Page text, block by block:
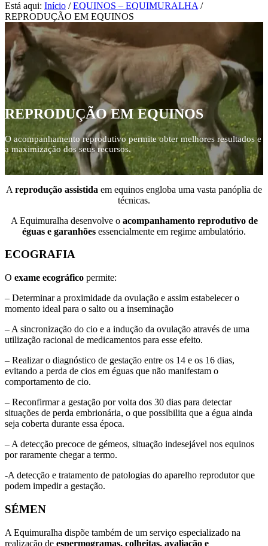
Está aqui: Início / EQUINOS – EQUIMURALHA /
REPRODUÇÃO EM EQUINOS
REPRODUÇÃO EM EQUINOS
O acompanhamento reprodutivo permite obter melhores resultados e
a maximização dos seus recursos.
A reprodução assistida em equinos engloba uma vasta panóplia de
técnicas.
A Equimuralha desenvolve o acompanhamento reprodutivo de
éguas e garanhões essencialmente em regime ambulatório.
ECOGRAFIA
O exame ecográfico permite:
– Determinar a proximidade da ovulação e assim estabelecer o
momento ideal para o salto ou a inseminação
– A sincronização do cio e a indução da ovulação através de uma
utilização racional de medicamentos para esse efeito.
– Realizar o diagnóstico de gestação entre os 14 e os 16 dias,
evitando a perda de cios em éguas que não manifestam o
comportamento de cio.
– Reconfirmar a gestação por volta dos 30 dias para detectar
situações de perda embrionária, o que possibilita que a égua ainda
seja coberta durante essa época.
– A detecção precoce de gémeos, situação indesejável nos equinos
por raramente chegar a termo.
-A detecção e tratamento de patologias do aparelho reprodutor que
podem impedir a gestação.
SÉMEN
A Equimuralha dispõe também de um serviço especializado na
realização de espermogramas, colheitas, avaliação e